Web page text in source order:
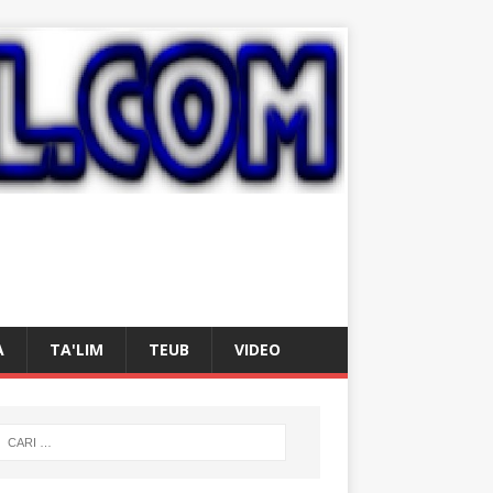
TA'LIM TEUB VIDEO